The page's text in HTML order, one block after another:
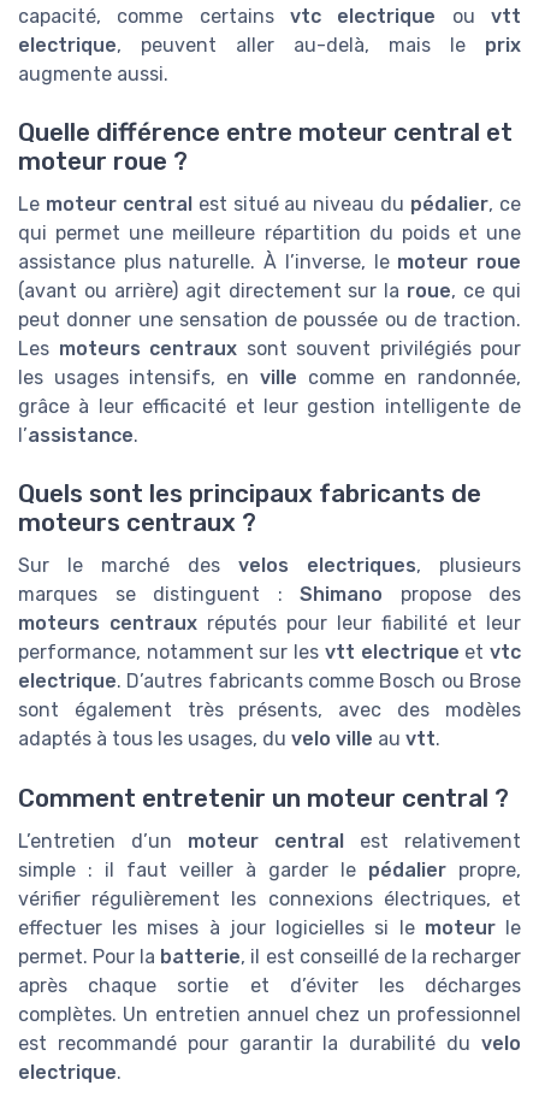
capacité, comme certains vtc electrique ouvtt
electrique, peuvent aller au-delà, mais le prix
augmente aussi.
Quelle différence entre moteur central et
moteur roue ?
Le moteur centralest situé au niveau du pédalier, ce
qui permet une meilleure répartition du poids et une
assistance plus naturelle. À l’inverse, le moteur roue
(avant ou arrière) agit directement sur la roue, ce qui
peut donner une sensation de poussée ou de traction.
Les moteurs centraux sont souvent privilégiés pour
les usages intensifs, en ville comme en randonnée,
grâce à leur efficacité et leur gestion intelligente de
l’assistance.
Quels sont les principaux fabricants de
moteurs centraux ?
Sur le marché des velos electriques, plusieurs
marques se distinguent : Shimano propose des
moteurs centraux réputés pour leur fiabilité et leur
performance, notamment sur les vtt electrique etvtc
electrique. D’autres fabricants comme Bosch ou Brose
sont également très présents, avec des modèles
adaptés à tous les usages, du velo ville au vtt.
Comment entretenir un moteur central ?
L’entretien d’un moteur central est relativement
simple : il faut veiller à garder le pédalier propre,
vérifier régulièrement les connexions électriques, et
effectuer les mises à jour logicielles si le moteurle
permet. Pour la batterie, il est conseillé de la recharger
après chaque sortie et d’éviter les décharges
complètes. Un entretien annuel chez un professionnel
est recommandé pour garantir la durabilité du velo
electrique.